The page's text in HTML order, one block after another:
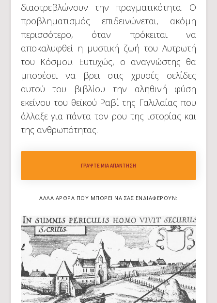
διαστρεβλώνουν την πραγματικότητα. Ο
προβληματισμός επιδεινώνεται, ακόμη
περισσότερο, όταν πρόκειται να
αποκαλυφθεί η μυστική ζωή του Λυτρωτή
του Κόσμου. Ευτυχώς, ο αναγνώστης θα
μπορέσει να βρει στις χρυσές σελίδες
αυτού του βιβλίου την αληθινή φύση
εκείνου του θεϊκού Ραβί της Γαλιλαίας που
άλλαξε για πάντα τον ρου της ιστορίας και
της ανθρωπότητας.
ΓΡΆΨΤΕ ΜΙΑ ΑΠΆΝΤΗΣΗ
ΆΛΛΑ ΆΡΘΡΑ ΠΟΥ ΜΠΟΡΕΊ ΝΑ ΣΑΣ ΕΝΔΙΑΦΈΡΟΥΝ: